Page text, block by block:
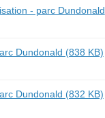
- parc Dundonald
Dundonald (838 KB)
Dundonald (832 KB)